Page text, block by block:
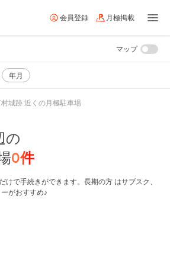
会員登録 月極掲載
年月
マップ
城跡 近くの月極駐車場
の
0件
けで手続きができます。長期の方 はサブスク、
がおすすめ♪